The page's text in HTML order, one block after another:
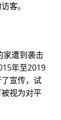
客。
家遭到袭击
年至2019
宣传，试
视为对平